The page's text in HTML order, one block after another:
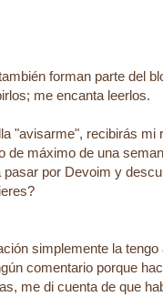
forman parte del
me encanta leerlos.
"avisarme", recibirás mi
de máximo de una
pasar por Devoim y
simplemente la
comentario porque
me di cuenta de que